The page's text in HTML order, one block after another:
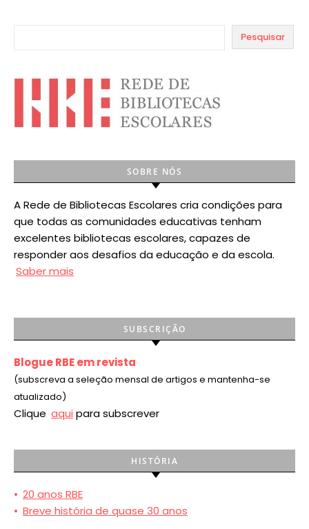
Pesquisar
SOBRE NÓS
A Rede de Bibliotecas Escolares cria condições para
que todas as comunidades educativas tenham
excelentes bibliotecas escolares, capazes de
responder aos desafios da educação e da escola.
Saber mais
SUBSCRIÇÃO
Blogue RBE em revista
(subscreva a seleção mensal de artigos e mantenha-se
atualizado)
Clique aqui para subscrever
HISTÓRIA
• 20 anos RBE
• Breve história de quase 30 anos